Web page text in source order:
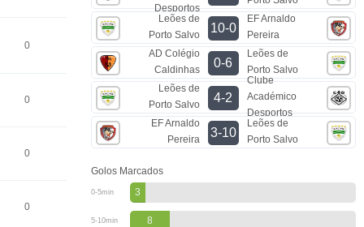
0
0
0
0
Desportos
Leões de
Porto Salvo
10-0
EF Arnaldo
Pereira
AD Colégio
Caldinhas
0-6
Leões de
Porto Salvo
Leões de
Porto Salvo
4-2
Clube
Académico
Desportos
EF Arnaldo
Pereira
3-10
Leões de
Porto Salvo
Golos Marcados
0-5min 3
5-10min 8